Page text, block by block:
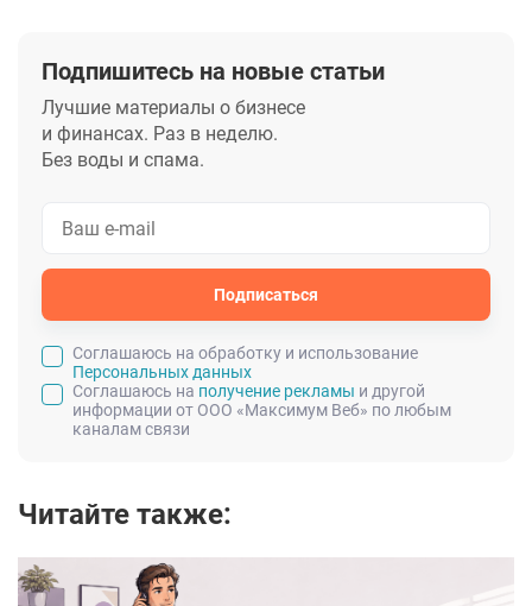
Подпишитесь на новые статьи
Лучшие материалы о бизнесе
и финансах. Раз в неделю.
Без воды и спама.
Подписаться
Cоглашаюсь на обработку и использование
Персональных данных
Соглашаюсь на получение рекламы и другой
информации от ООО «Максимум Веб» по любым
каналам связи
Читайте также: